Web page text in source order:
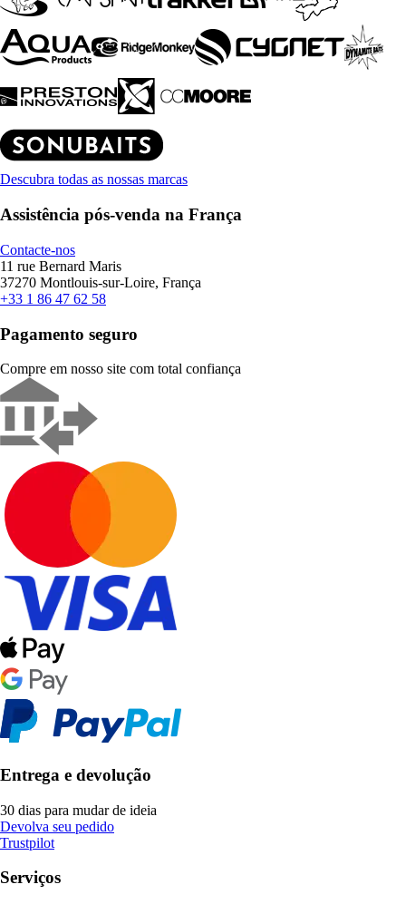
Descubra todas as nossas marcas
Assistência pós-venda na França
Contacte-nos
11 rue Bernard Maris
37270 Montlouis-sur-Loire, França
+33 1 86 47 62 58
Pagamento seguro
Compre em nosso site com total confiança
Entrega e devolução
30 dias para mudar de ideia
Devolva seu pedido
Trustpilot
Serviços